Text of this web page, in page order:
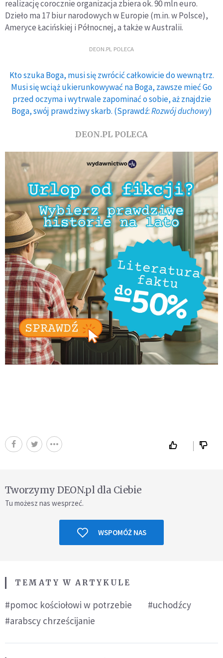
realizację corocznie organizacja zbiera ok. 90 mln euro.
Dzieło ma 17 biur narodowych w Europie (m.in. w Polsce),
Ameryce Łacińskiej i Północnej, a także w Australii.
DEON.PL POLECA
Kto szuka Boga, musi się zwrócić całkowicie do wewnątrz.
Musi się wciąż ukierunkowywać na Boga, zawsze mieć Go
przed oczyma i wytrwale zapominać o sobie, aż znajdzie
Boga, swój prawdziwy skarb. (Sprawdź:Rozwój duchowy)
DEON.PL POLECA
Tworzymy DEON.pl dla Ciebie
Tu możesz nas wesprzeć.
WSPOMÓŻ NAS
TEMATY W ARTYKULE
#pomoc kościołowi w potrzebie
#uchodźcy
#arabscy chrześcijanie